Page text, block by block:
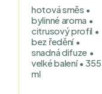
hotová směs •
bylinné aroma •
citrusový profil •
bez ředění •
snadná difuze •
velké balení • 355
ml